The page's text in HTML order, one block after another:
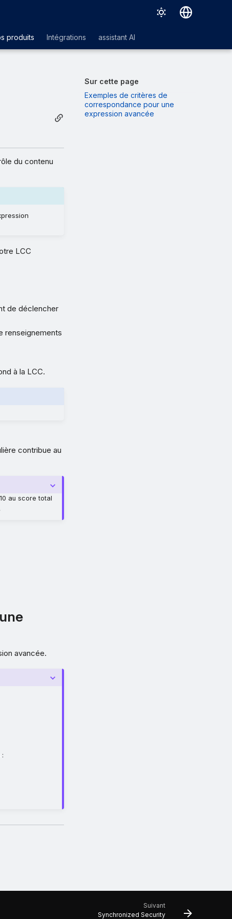
Français
Italiano
produits Intégrations assistant AI
Sur cette page
Exemples de critères de
correspondance pour une
expression avancée
du contenu
LCC
de déclencher
renseignements
à la LCC.
contribue au
au score total
avancée.
:
Suivant
Synchronized Security